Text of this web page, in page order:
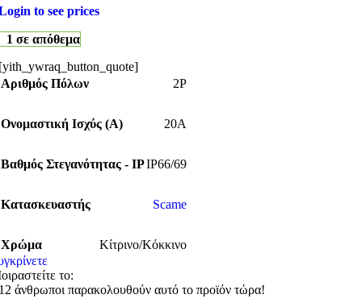
to see prices
1 σε απόθεμα
Αριθμός Πόλων
2P
Ονομαστική Ισχύς (Α) 20A
Βαθμός Στεγανότητας - IPIP66/69
Κατασκευαστής Scame
Χρώμα
Κίτρινο/Κόκκινο
το:
άνθρωποι παρακολουθούν αυτό το προϊόν τώρα!